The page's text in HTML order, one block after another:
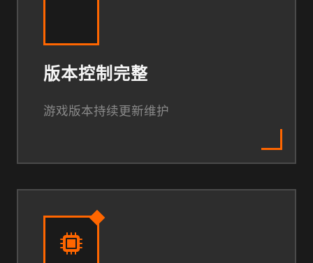
版本控制完整
游戏版本持续更新维护